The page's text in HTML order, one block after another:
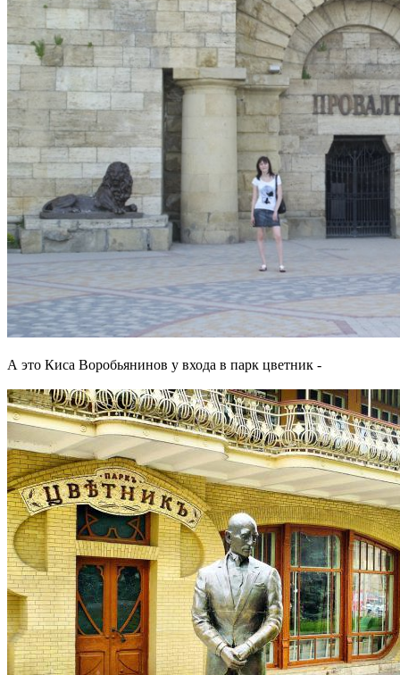
А это Киса Воробьянинов у входа в парк цветник -